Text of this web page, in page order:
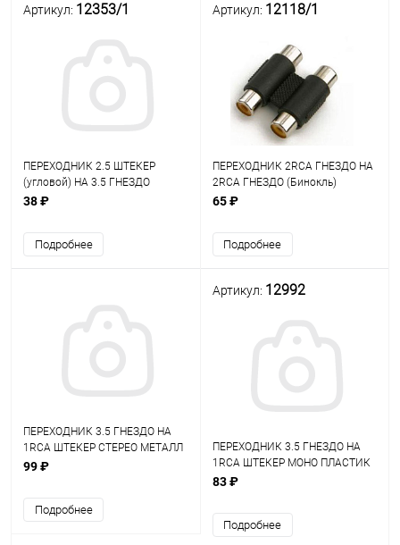
Артикул: 12353/1
ПЕРЕХОДНИК 2.5 ШТЕКЕР
(угловой) НА 3.5 ГНЕЗДО
СТЕРЕО (7-0120/2-001) (2-
38 ₽
Подробнее
Артикул: 12118/1
ПЕРЕХОДНИК 2RCA ГНЕЗДО НА
2RCA ГНЕЗДО (Бинокль)
позолоченный (7-0112/14-0433)
65 ₽
Подробнее
ПЕРЕХОДНИК 3.5 ГНЕЗДО НА
1RCA ШТЕКЕР СТЕРЕО МЕТАЛЛ
PREMIER
99 ₽
Подробнее
Артикул: 12992
ПЕРЕХОДНИК 3.5 ГНЕЗДО НА
1RCA ШТЕКЕР МОНО ПЛАСТИК
(2-220)
83 ₽
Подробнее